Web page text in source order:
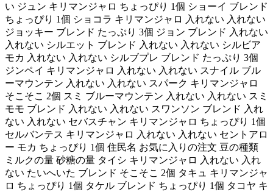
い ジュン キリマンジャロ ちょっぴり 1個 ショーイ ブレンド
ちょっぴり 1個 ショコラ キリマンジャロ 入れない 入れない
ジョッキー ブレンド たっぷり 3個 ジョン ブレンド 入れない
入れない シルエット ブレンド 入れない 入れない シルビア
モカ 入れない 入れない シルブプレ ブレンド たっぷり 3個
ジンペイ キリマンジャロ 入れない 入れない スナイル ブル
ーマウンテン 入れない 入れない スパーク キリマンジャロ
そこそこ 2個 スミ ブルーマウンテン 入れない 入れない スミ
モモ ブレンド 入れない 入れない スワンソン ブレンド 入れ
ない 入れない セバスチャン キリマンジャロ ちょっぴり 1個
セルバンテス キリマンジャロ 入れない 入れない セントアロ
ー モカ ちょっぴり 1個 住民名 お気に入りの注文 豆の種類
ミルクの量 砂糖の量 タイシ キリマンジャロ 入れない 入れ
ない たいへいた ブレンド そこそこ 2個 タキュ キリマンジャ
ロ ちょっぴり 1個 タケル ブレンド ちょっぴり 1個 タコヤ キ